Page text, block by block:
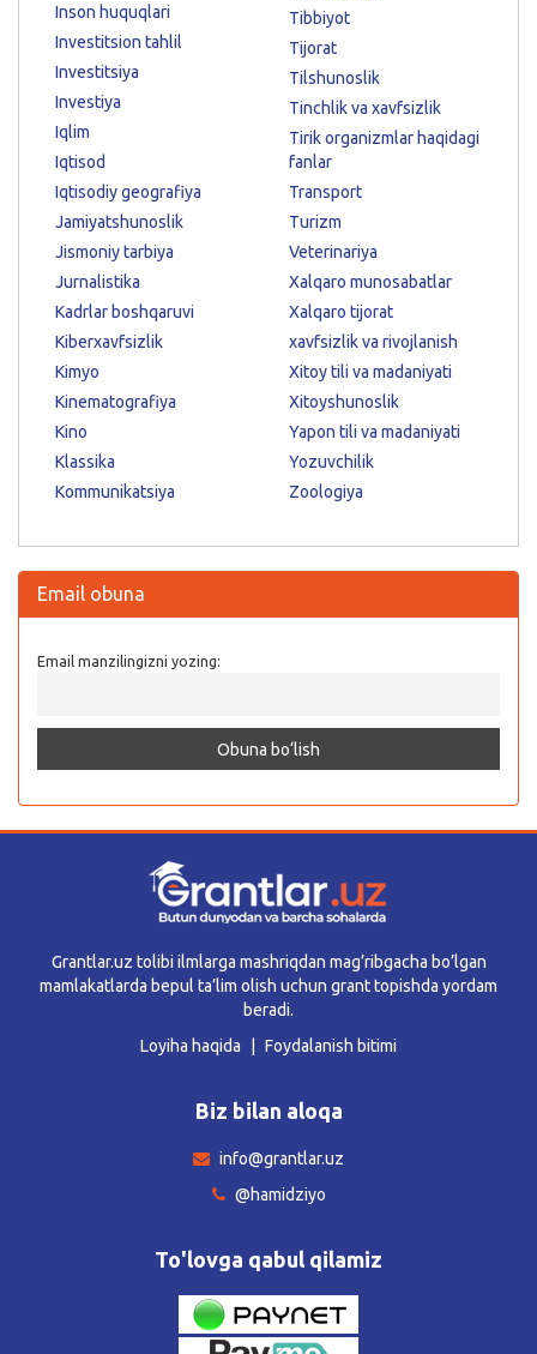
Inson huquqlari
Investitsion tahlil
Investitsiya
Investiya
Iqlim
Iqtisod
Iqtisodiy geografiya
Jamiyatshunoslik
Jismoniy tarbiya
Jurnalistika
Kadrlar boshqaruvi
Kiberxavfsizlik
Kimyo
Kinematografiya
Kino
Klassika
Kommunikatsiya
Tibbiyot
Tijorat
Tilshunoslik
Tinchlik va xavfsizlik
Tirik organizmlar haqidagi
fanlar
Transport
Turizm
Veterinariya
Xalqaro munosabatlar
Xalqaro tijorat
xavfsizlik va rivojlanish
Xitoy tili va madaniyati
Xitoyshunoslik
Yapon tili va madaniyati
Yozuvchilik
Zoologiya
Email obuna
Email manzilingizni yozing:
Grantlar.uz tolibi ilmlarga mashriqdan mag’ribgacha bo’lgan
mamlakatlarda bepul ta’lim olish uchun grant topishda yordam
beradi.
Loyiha haqida
Foydalanish bitimi
Biz bilan aloqa
info@grantlar.uz
@hamidziyo
To'lovga qabul qilamiz